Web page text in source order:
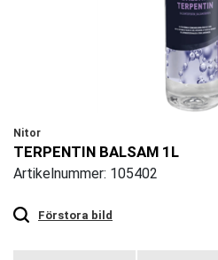
Nitor
TERPENTIN BALSAM 1L
Artikelnummer: 105402
Förstora bild
zoom